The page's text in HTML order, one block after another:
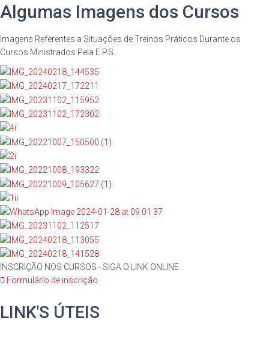
Algumas Imagens dos Cursos
Imagens Referentes a Situações de Treinos Práticos Durante os
Cursos Ministrados Pela E.P.S.
INSCRIÇÃO NOS CURSOS - SIGA O LINK ONLINE
Formulário de inscrição
LINK'S ÚTEIS